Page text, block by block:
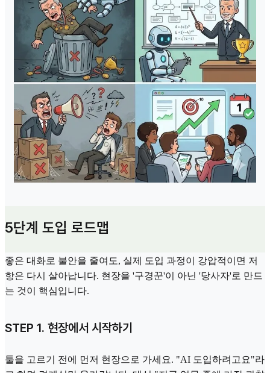
5단계 도입 로드맵
좋은 대화로 불안을 줄여도, 실제 도입 과정이 강압적이면 저
항은 다시 살아납니다. 현장을 '구경꾼'이 아닌 '당사자'로 만드
는 것이 핵심입니다.
STEP 1. 현장에서 시작하기
툴을 고르기 전에 먼저 현장으로 가세요. "AI 도입하려고요"라